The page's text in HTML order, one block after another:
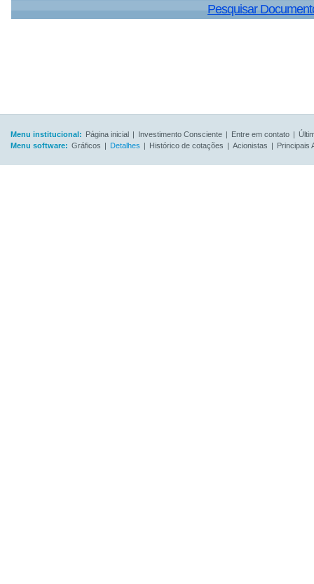
Pesquisar
Menu institucional: Página inicial | Investimento Consciente | Entre em contato |
Menu software: Gráficos | Detalhes | Histórico de cotações | Acionistas | Principais